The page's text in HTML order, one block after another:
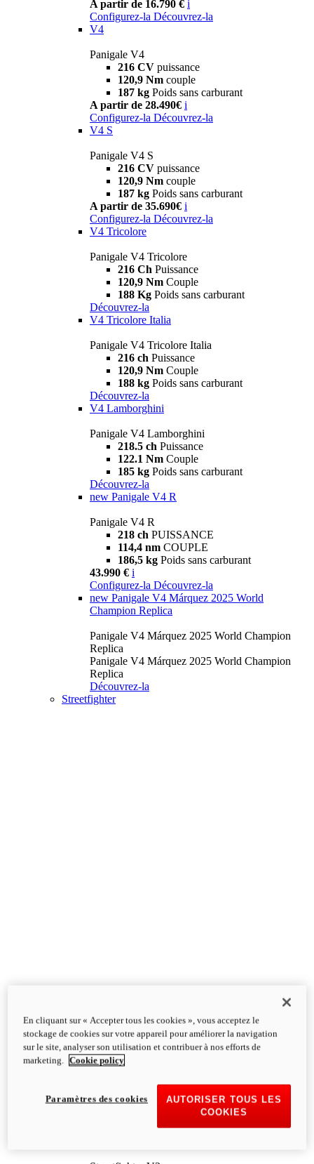
A partir de 16.790 € i
Configurez-la Découvrez-la
V4
Panigale V4
216 CV puissance
120,9 Nm couple
187 kg Poids sans carburant
A partir de 28.490€ i
Configurez-la Découvrez-la
V4 S
Panigale V4 S
216 CV puissance
120,9 Nm couple
187 kg Poids sans carburant
A partir de 35.690€ i
Configurez-la Découvrez-la
V4 Tricolore
Panigale V4 Tricolore
216 Ch Puissance
120,9 Nm Couple
188 Kg Poids sans carburant
Découvrez-la
V4 Tricolore Italia
Panigale V4 Tricolore Italia
216 ch Puissance
120,9 Nm Couple
188 kg Poids sans carburant
Découvrez-la
V4 Lamborghini
Panigale V4 Lamborghini
218.5 ch Puissance
122.1 Nm Couple
185 kg Poids sans carburant
Découvrez-la
new Panigale V4 R
Panigale V4 R
218 ch PUISSANCE
114,4 nm COUPLE
186,5 kg Poids sans carburant
43.990 € i
Configurez-la Découvrez-la
new Panigale V4 Márquez 2025 World
Champion Replica
Panigale V4 Márquez 2025 World Champion
Replica
Panigale V4 Márquez 2025 World Champion
Replica
Découvrez-la
Streetfighter
En cliquant sur « Accepter tous les cookies », vous acceptez le
stockage de cookies sur votre appareil pour améliorer la navigation
sur le site, analyser son utilisation et contribuer à nos efforts de
marketing.
Cookie policy
AUTORISER TOUS LES
COOKIES
Paramètres des cookies